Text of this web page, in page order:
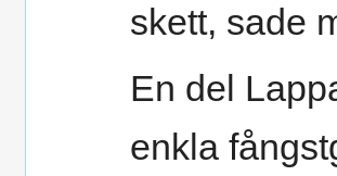
skett, sade
En del
enkla